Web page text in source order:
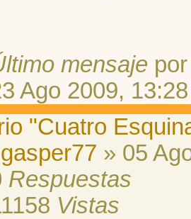
mensaje
Ago 2009, 13:28
"Cuatro
gasper77 » 05
Respuestas
Vistas